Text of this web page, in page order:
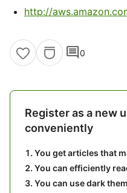
http://
comment0
Register as a new
conveniently
You get articles that
You can efficiently
You can use dark